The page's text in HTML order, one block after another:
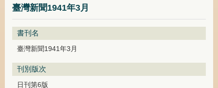
臺灣新聞1941年3月
書刊名
臺灣新聞1941年3月
刊別版次
日刊第6版